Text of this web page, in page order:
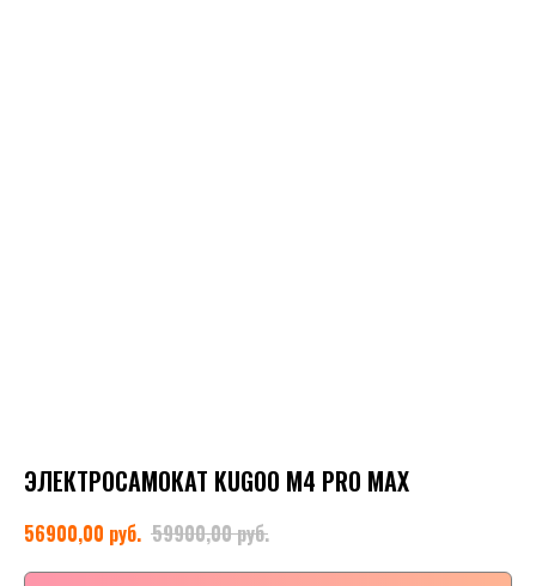
ЭЛЕКТРОСАМОКАТ KUGOO M4 PRO MAX
56900,00 руб. 59900,00руб.